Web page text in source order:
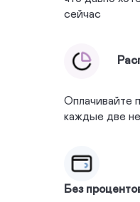
сейчас
Оплачивайте
каждые две
Без